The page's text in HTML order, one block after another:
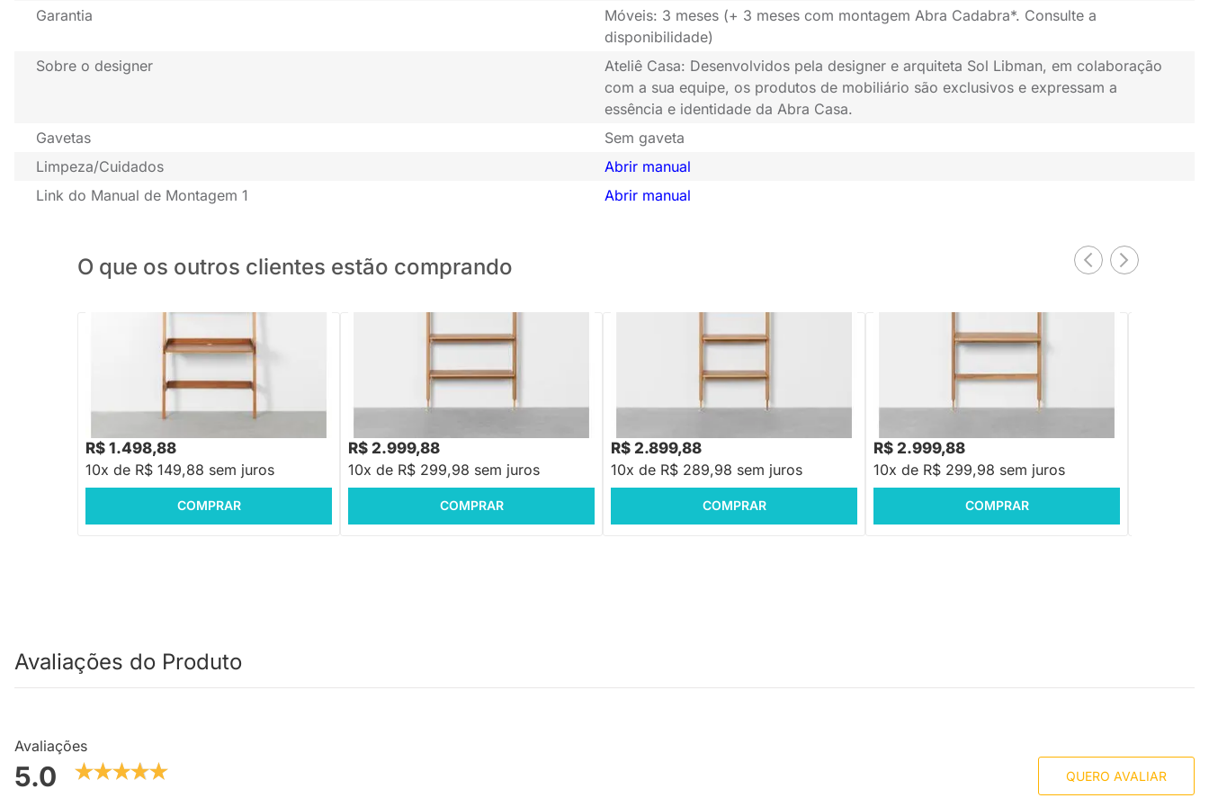
Garantia
Móveis: 3 meses (+ 3 meses com montagem Abra Cadabra*. Consulte a
disponibilidade)
Sobre o designer
Ateliê Casa: Desenvolvidos pela designer e arquiteta Sol Libman, em colaboração
com a sua equipe, os produtos de mobiliário são exclusivos e expressam a
essência e identidade da Abra Casa.
Gavetas
Sem gaveta
Limpeza/Cuidados
Abrir manual
Link do Manual de Montagem 1
Abrir manual
O que os outros clientes estão comprando
PRONTA ENTREGA
98cmx2,08m
R$ 1.498,88
10x de R$ 149,88 sem juros
COMPRAR
PRONTA ENTREGA
Estante Nori Natural - 90cmx1,90m
R$ 2.999,88
10x de R$ 299,98 sem juros
COMPRAR
PRONTA ENTREGA
Estante Nori Natural - 70cmx1,90m
R$ 2.899,88
10x de R$ 289,98 sem juros
COMPRAR
PRONTA ENTREGA
Estante Nori Escrivaninha Natural -
R$ 2.999,88
10x de R$ 299,98 sem juros
COMPRAR
Avaliações do Produto
Avaliações
5.0 QUERO AVALIAR